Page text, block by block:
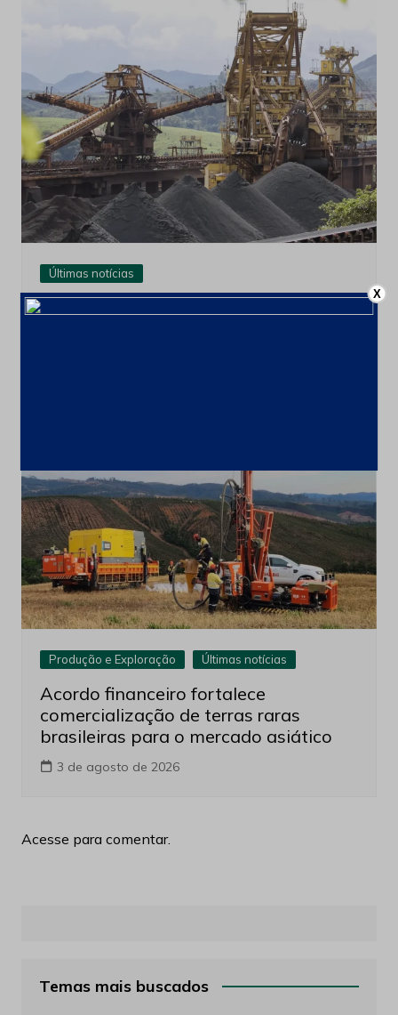
Últimas notícias
CSN Mineração amplia programa de
Produção e Exploração Últimas notícias
Acordo financeiro fortalece
comercialização de terras raras
brasileiras para o mercado asiático
3 de agosto de 2026
Acesse para comentar.
Temas mais buscados
X